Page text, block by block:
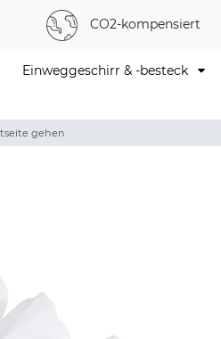
CO2-kompensiert
Einweggeschirr & -besteck
gehen